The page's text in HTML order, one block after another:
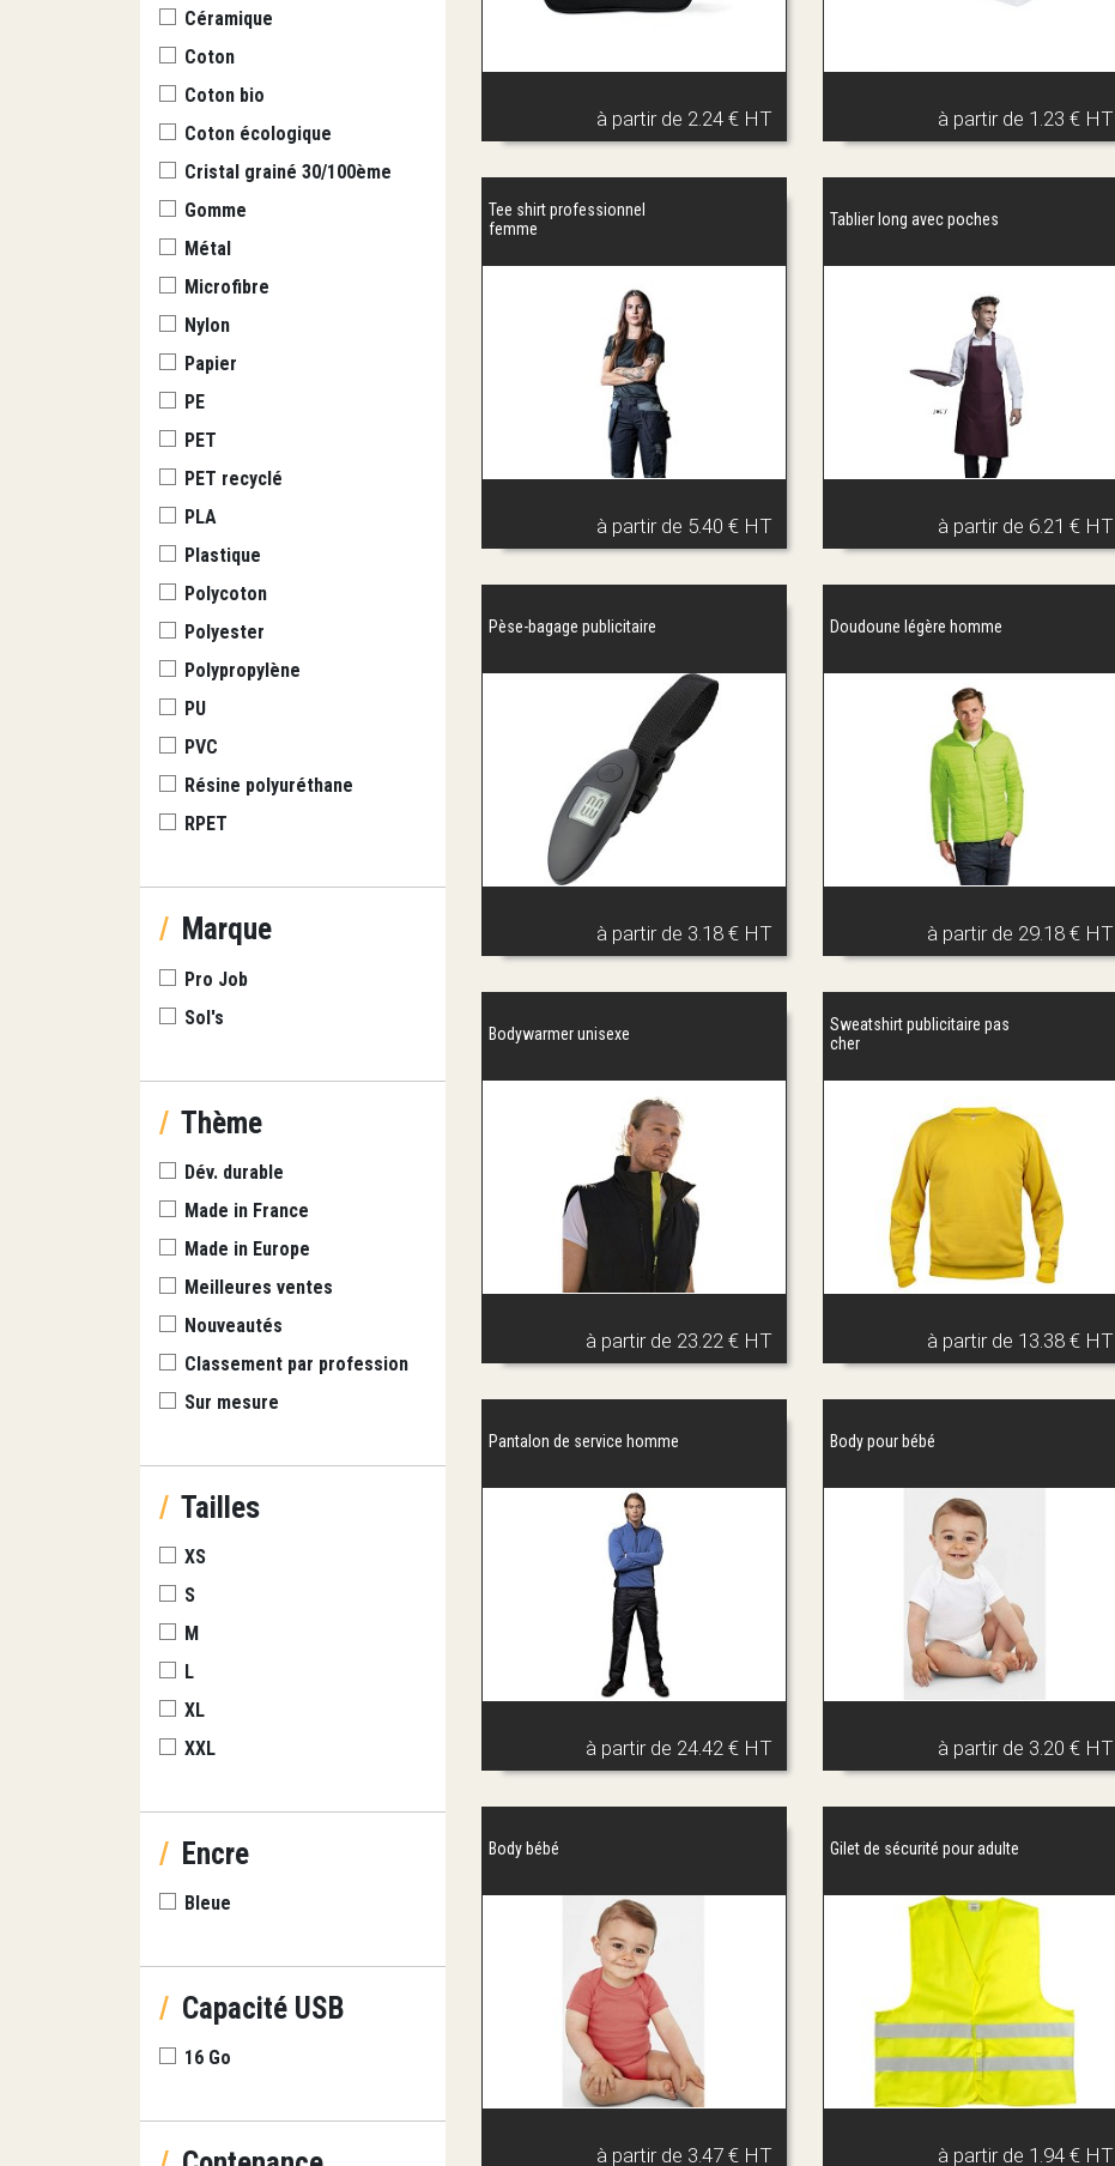
Céramique
Coton
Coton bio
Coton écologique
Cristal grainé 30/100ème
Gomme
Métal
Microfibre
Nylon
Papier
PE
PET
PET recyclé
PLA
Plastique
Polycoton
Polyester
Polypropylène
PU
PVC
Résine polyuréthane
RPET
/ Marque
Pro Job
Sol's
/ Thème
Dév. durable
Made in France
Made in Europe
Meilleures ventes
Nouveautés
Classement par profession
Sur mesure
/ Tailles
XS
S
M
L
XL
XXL
/ Encre
Bleue
/ Capacité USB
16 Go
à partir de 2.24 € HT à partir de 1.23 € HT
Tee shirt professionnel
femme
à partir de 5.40 € HT
Tablier long avec poches
à partir de 6.21 € HT
Pèse-bagage publicitaire
à partir de 3.18 € HT
Doudoune légère homme
à partir de 29.18 € HT
Bodywarmer unisexe
à partir de 23.22 € HT
Sweatshirt publicitaire pas
cher
à partir de 13.38 € HT
Pantalon de service homme
à partir de 24.42 € HT
Body pour bébé
à partir de 3.20 € HT
Body bébé
à partir de 3.47 € HT
Gilet de sécurité pour adulte
à partir de 1.94 € HT